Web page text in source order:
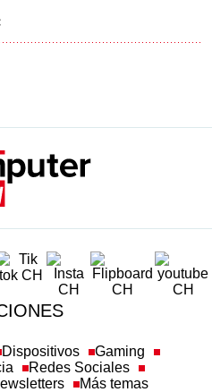
Dispositivos
Gaming
Redes Sociales
Más temas